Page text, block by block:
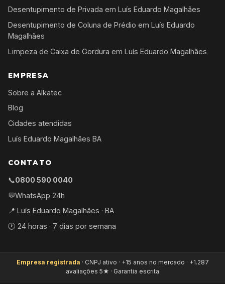
Desentupimento de Privada em Luís Eduardo Magalhães
Desentupimento de Coluna de Prédio em Luís Eduardo
Magalhães
Limpeza de Caixa de Gordura em Luís Eduardo Magalhães
EMPRESA
Sobre a Alkatec
Blog
Cidades atendidas
Luís Eduardo Magalhães BA
CONTATO
📞0800 590 0040
💬WhatsApp 24h
📍 Luís Eduardo Magalhães · BA
🕐 24 horas · 7 dias por semana
Empresa registrada · CNPJ ativo · +15 anos no mercado · +1.287
avaliações 5★ · Garantia escrita